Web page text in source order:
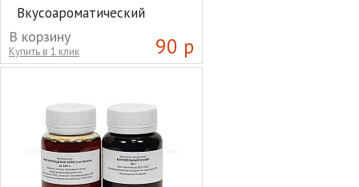
Вкусоароматический
концентрат "Кагор" на 10л
90 р
В корзину
Купить в 1 клик